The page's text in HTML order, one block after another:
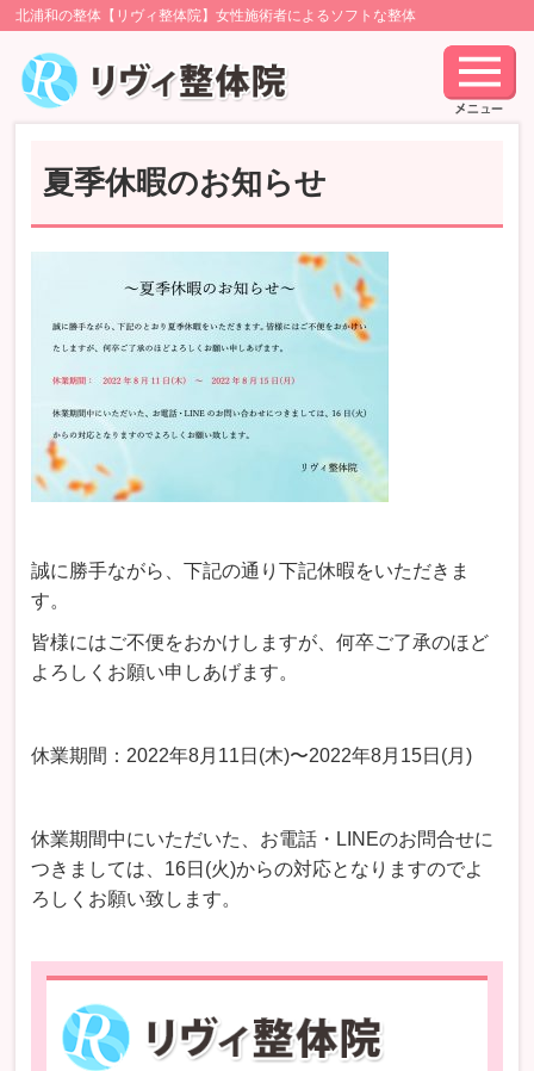
北浦和の整体【リヴィ整体院】女性施術者によるソフトな整体
夏季休暇のお知らせ
誠に勝手ながら、下記の通り下記休暇をいただきま
す。
皆様にはご不便をおかけしますが、何卒ご了承のほど
よろしくお願い申しあげます。
休業期間：2022年8月11日(木)〜2022年8月15日(月)
休業期間中にいただいた、お電話・LINEのお問合せに
つきましては、16日(火)からの対応となりますのでよ
ろしくお願い致します。